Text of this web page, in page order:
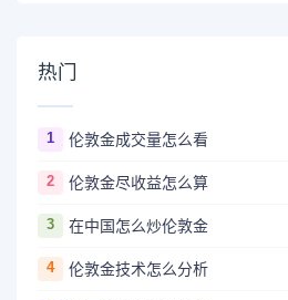
热门
1 伦敦金成交量怎么看
2 伦敦金尽收益怎么算
3 在中国怎么炒伦敦金
4 伦敦金技术怎么分析